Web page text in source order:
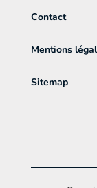
Contact
Mentions
Sitemap